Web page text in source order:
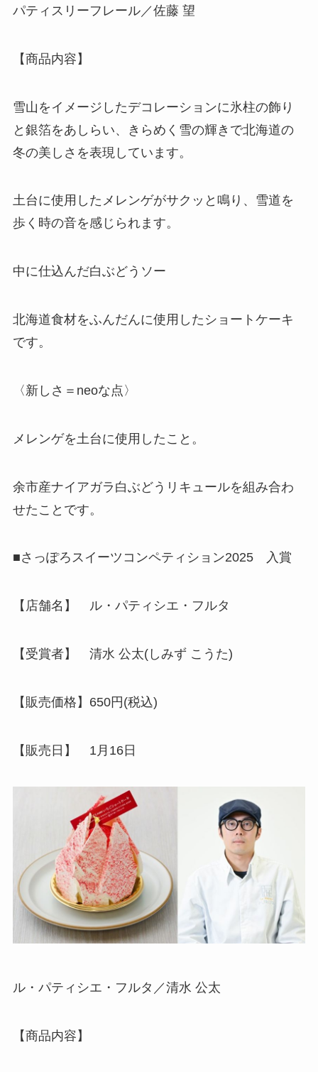
パティスリーフレール／佐藤 望
【商品内容】
雪山をイメージしたデコレーションに氷柱の飾り
と銀箔をあしらい、きらめく雪の輝きで北海道の
冬の美しさを表現しています。
土台に使用したメレンゲがサクッと鳴り、雪道を
歩く時の音を感じられます。
中に仕込んだ白ぶどうソー
北海道食材をふんだんに使用したショートケーキ
です。
〈新しさ＝neoな点〉
メレンゲを土台に使用したこと。
余市産ナイアガラ白ぶどうリキュールを組み合わ
せたことです。
■さっぽろスイーツコンペティション2025 入賞
【店舗名】 ル・パティシエ・フルタ
【受賞者】 清水 公太(しみず こうた)
【販売価格】650円(税込)
【販売日】 1月16日
ル・パティシエ・フルタ／清水 公太
【商品内容】